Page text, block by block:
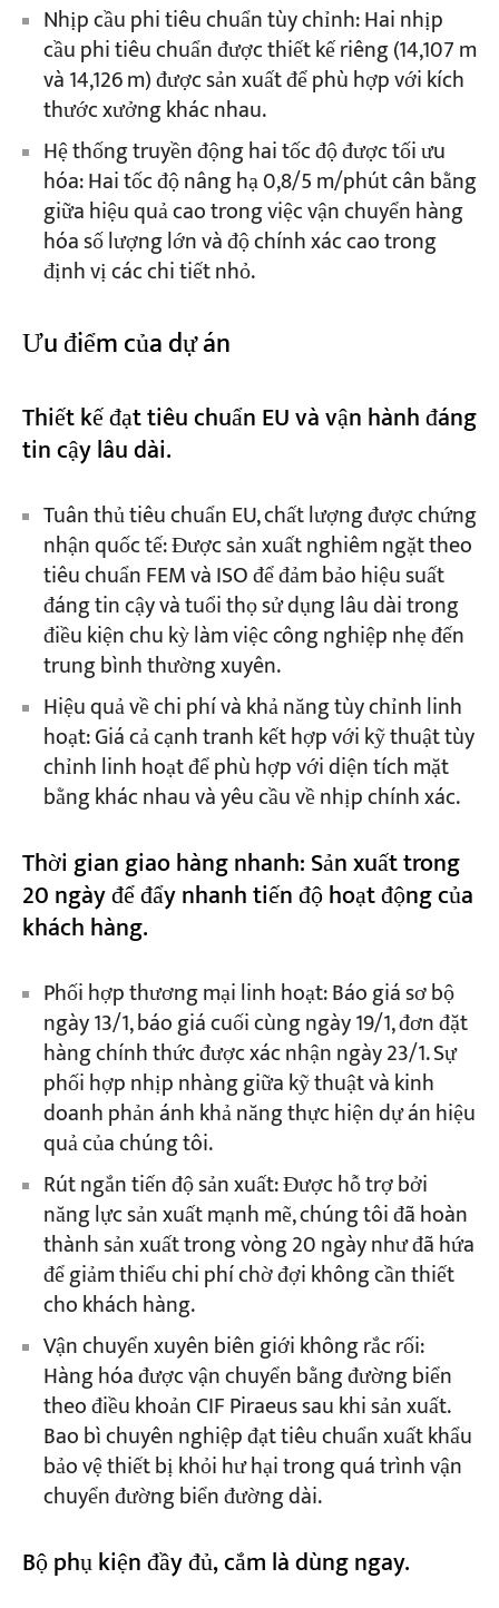
Nhịp cầu phi tiêu chuẩn tùy chỉnh: Hai nhịp
cầu phi tiêu chuẩn được thiết kế riêng (14,107 m
và 14,126 m) được sản xuất để phù hợp với kích
thước xưởng khác nhau.
Hệ thống truyền động hai tốc độ được tối ưu
hóa: Hai tốc độ nâng hạ 0,8/5 m/phút cân bằng
giữa hiệu quả cao trong việc vận chuyển hàng
hóa số lượng lớn và độ chính xác cao trong
định vị các chi tiết nhỏ.
Ưu điểm của dự án
Thiết kế đạt tiêu chuẩn EU và vận hành đáng
tin cậy lâu dài.
Tuân thủ tiêu chuẩn EU, chất lượng được chứng
nhận quốc tế: Được sản xuất nghiêm ngặt theo
tiêu chuẩn FEM và ISO để đảm bảo hiệu suất
đáng tin cậy và tuổi thọ sử dụng lâu dài trong
điều kiện chu kỳ làm việc công nghiệp nhẹ đến
trung bình thường xuyên.
Hiệu quả về chi phí và khả năng tùy chỉnh linh
hoạt: Giá cả cạnh tranh kết hợp với kỹ thuật tùy
chỉnh linh hoạt để phù hợp với diện tích mặt
bằng khác nhau và yêu cầu về nhịp chính xác.
Thời gian giao hàng nhanh: Sản xuất trong
20 ngày để đẩy nhanh tiến độ hoạt động của
khách hàng.
Phối hợp thương mại linh hoạt: Báo giá sơ bộ
ngày 13/1, báo giá cuối cùng ngày 19/1, đơn đặt
hàng chính thức được xác nhận ngày 23/1. Sự
phối hợp nhịp nhàng giữa kỹ thuật và kinh
doanh phản ánh khả năng thực hiện dự án hiệu
quả của chúng tôi.
Rút ngắn tiến độ sản xuất: Được hỗ trợ bởi
năng lực sản xuất mạnh mẽ, chúng tôi đã hoàn
thành sản xuất trong vòng 20 ngày như đã hứa
để giảm thiểu chi phí chờ đợi không cần thiết
cho khách hàng.
Vận chuyển xuyên biên giới không rắc rối:
Hàng hóa được vận chuyển bằng đường biển
theo điều khoản CIF Piraeus sau khi sản xuất.
Bao bì chuyên nghiệp đạt tiêu chuẩn xuất khẩu
bảo vệ thiết bị khỏi hư hại trong quá trình vận
chuyển đường biển đường dài.
Bộ phụ kiện đầy đủ, cắm là dùng ngay.